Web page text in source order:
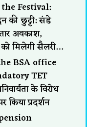
Festival:
की छुट्टी: संडे
अवकाश,
मिलेगी सैलरी…
BSA office
TET
के विरोध
किया प्रदर्शन